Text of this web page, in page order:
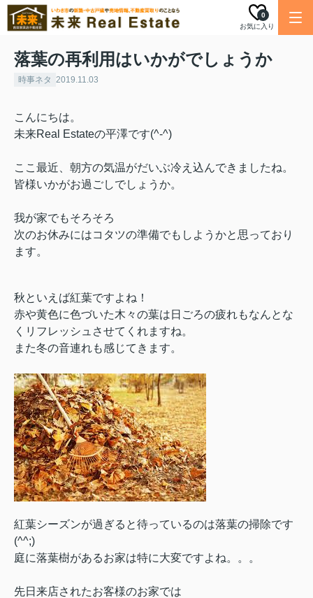
お気に入り
0
落葉の再利用はいかがでしょうか
時事ネタ 2019.11.03
こんにちは。
未来Real Estateの平澤です(^-^)
ここ最近、朝方の気温がだいぶ冷え込んできましたね。
皆様いかがお過ごしでしょうか。
我が家でもそろそろ
次のお休みにはコタツの準備でもしようかと思っており
ます。
秋といえば紅葉ですよね！
赤や黄色に色づいた木々の葉は日ごろの疲れもなんとな
くリフレッシュさせてくれますね。
また冬の音連れも感じてきます。
紅葉シーズンが過ぎると待っているのは落葉の掃除です
(^^;)
庭に落葉樹があるお家は特に大変ですよね。。。
先日来店されたお客様のお家では